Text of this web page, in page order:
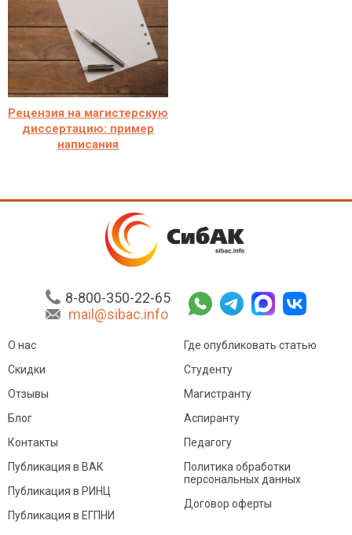
Рецензия на магистерскую
диссертацию: пример
написания
8-800-350-22-65
mail@sibac.info
О нас
Скидки
Отзывы
Блог
Контакты
Где опубликовать статью
Студенту
Магистранту
Аспиранту
Педагогу
Публикация в ВАК
Публикация в РИНЦ
Публикация в ЕГПНИ
Политика обработки
персональных данных
Договор оферты